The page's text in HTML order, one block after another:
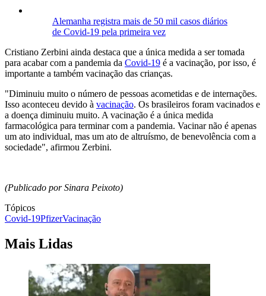
Alemanha registra mais de 50 mil casos diários
de Covid-19 pela primeira vez
Cristiano Zerbini ainda destaca que a única medida a ser tomada
para acabar com a pandemia da Covid-19 é a vacinação, por isso, é
importante a também vacinação das crianças.
"Diminuiu muito o número de pessoas acometidas e de internações.
Isso aconteceu devido à vacinação. Os brasileiros foram vacinados e
a doença diminuiu muito. A vacinação é a única medida
farmacológica para terminar com a pandemia. Vacinar não é apenas
um ato individual, mas um ato de altruísmo, de benevolência com a
sociedade", afirmou Zerbini.
(Publicado por Sinara Peixoto)
Tópicos
Covid-19PfizerVacinação
Mais Lidas